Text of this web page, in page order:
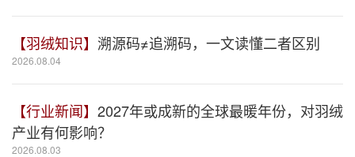
【羽绒知识】 溯源码≠追溯码，一文读懂二者区别
2026.08.04
【行业新闻】 2027年或成新的全球最暖年份，对羽绒
产业有何影响？
2026.08.03